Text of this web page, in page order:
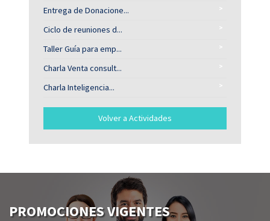
Entrega de Donacione... >
Ciclo de reuniones d... >
Taller Guía para emp... >
Charla Venta consult... >
Charla Inteligencia... >
Volver a Actividades
PROMOCIONES VIGENTES